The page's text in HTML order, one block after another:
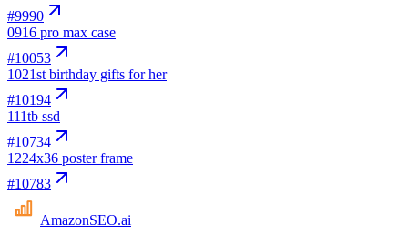
#9990
0916 pro max case
#10053
1021st birthday gifts for her
#10194
111tb ssd
#10734
1224x36 poster frame
#10783
AmazonSEO.ai